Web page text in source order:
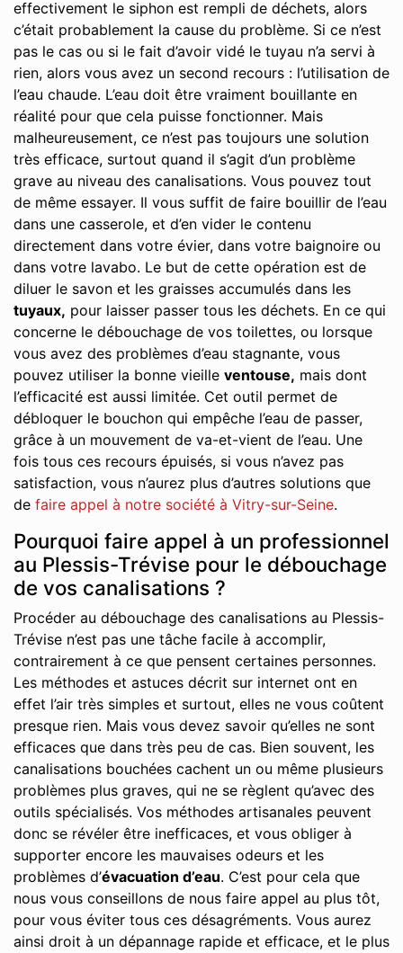
effectivement le siphon est rempli de déchets, alors
c’était probablement la cause du problème. Si ce n’est
pas le cas ou si le fait d’avoir vidé le tuyau n’a servi à
rien, alors vous avez un second recours : l’utilisation de
l’eau chaude. L’eau doit être vraiment bouillante en
réalité pour que cela puisse fonctionner. Mais
malheureusement, ce n’est pas toujours une solution
très efficace, surtout quand il s’agit d’un problème
grave au niveau des canalisations. Vous pouvez tout
de même essayer. Il vous suffit de faire bouillir de l’eau
dans une casserole, et d’en vider le contenu
directement dans votre évier, dans votre baignoire ou
dans votre lavabo. Le but de cette opération est de
diluer le savon et les graisses accumulés dans les
tuyaux, pour laisser passer tous les déchets. En ce qui
concerne le débouchage de vos toilettes, ou lorsque
vous avez des problèmes d’eau stagnante, vous
pouvez utiliser la bonne vieille ventouse, mais dont
l’efficacité est aussi limitée. Cet outil permet de
débloquer le bouchon qui empêche l’eau de passer,
grâce à un mouvement de va-et-vient de l’eau. Une
fois tous ces recours épuisés, si vous n’avez pas
satisfaction, vous n’aurez plus d’autres solutions que
de faire appel à notre société à Vitry-sur-Seine.
Pourquoi faire appel à un professionnel
au Plessis-Trévise pour le débouchage
de vos canalisations ?
Procéder au débouchage des canalisations au Plessis-
Trévise n’est pas une tâche facile à accomplir,
contrairement à ce que pensent certaines personnes.
Les méthodes et astuces décrit sur internet ont en
effet l’air très simples et surtout, elles ne vous coûtent
presque rien. Mais vous devez savoir qu’elles ne sont
efficaces que dans très peu de cas. Bien souvent, les
canalisations bouchées cachent un ou même plusieurs
problèmes plus graves, qui ne se règlent qu’avec des
outils spécialisés. Vos méthodes artisanales peuvent
donc se révéler être inefficaces, et vous obliger à
supporter encore les mauvaises odeurs et les
problèmes d’évacuation d’eau. C’est pour cela que
nous vous conseillons de nous faire appel au plus tôt,
pour vous éviter tous ces désagréments. Vous aurez
ainsi droit à un dépannage rapide et efficace, et le plus